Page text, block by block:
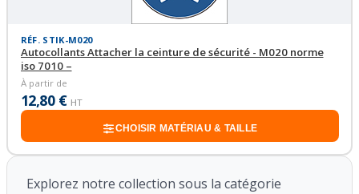
RÉF. STIK-M020
Autocollants Attacher la ceinture de sécurité - M020 norme
iso 7010 –
À partir de
12,80 € HT
CHOISIR MATÉRIAU & TAILLE
Explorez notre collection sous la catégorie